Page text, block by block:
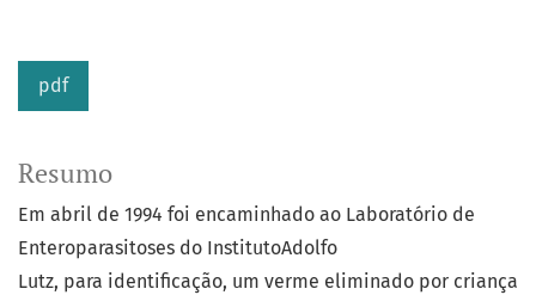
pdf
Resumo
Em abril de 1994 foi encaminhado ao Laboratório de
Enteroparasitoses do InstitutoAdolfo
Lutz, para identificação, um verme eliminado por criança